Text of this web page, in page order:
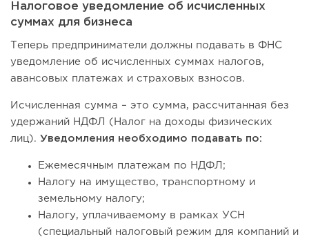
Налоговое уведомление об исчисленных
суммах для бизнеса
Теперь предприниматели должны подавать в ФНС
уведомление об исчисленных суммах налогов,
авансовых платежах и страховых взносов.
Исчисленная сумма – это сумма, рассчитанная без
удержаний НДФЛ (Налог на доходы физических
лиц). Уведомления необходимо подавать по:
Ежемесячным платежам по НДФЛ;
Налогу на имущество, транспортному и
земельному налогу;
Налогу, уплачиваемому в рамках УСН
(специальный налоговый режим для компаний и